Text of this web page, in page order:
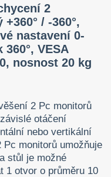
2
/ -360°,
nastavení 0-
VESA
nosnost 20 kg
2 Pc monitorů
otáčení
nebo vertikální
monitorů umožňuje
stůl je možné
1 otvor o průměru 10